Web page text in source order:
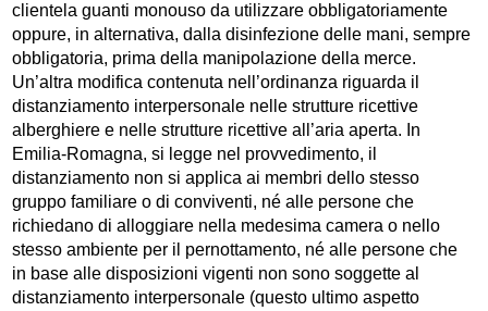
clientela guanti monouso da utilizzare obbligatoriamente
oppure, in alternativa, dalla disinfezione delle mani, sempre
obbligatoria, prima della manipolazione della merce.
Un’altra modifica contenuta nell’ordinanza riguarda il
distanziamento interpersonale nelle strutture ricettive
alberghiere e nelle strutture ricettive all’aria aperta. In
Emilia-Romagna, si legge nel provvedimento, il
distanziamento non si applica ai membri dello stesso
gruppo familiare o di conviventi, né alle persone che
richiedano di alloggiare nella medesima camera o nello
stesso ambiente per il pernottamento, né alle persone che
in base alle disposizioni vigenti non sono soggette al
distanziamento interpersonale (questo ultimo aspetto